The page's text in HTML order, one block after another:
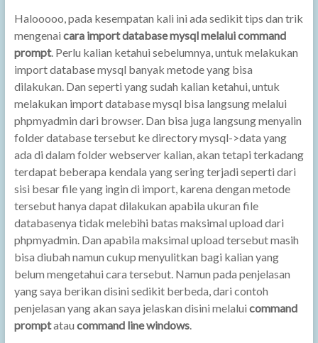
Halooooo, pada kesempatan kali ini ada sedikit tips dan trik
mengenai cara import database mysql melalui command
prompt. Perlu kalian ketahui sebelumnya, untuk melakukan
import database mysql banyak metode yang bisa
dilakukan. Dan seperti yang sudah kalian ketahui, untuk
melakukan import database mysql bisa langsung melalui
phpmyadmin dari browser. Dan bisa juga langsung menyalin
folder database tersebut ke directory mysql->data yang
ada di dalam folder webserver kalian, akan tetapi terkadang
terdapat beberapa kendala yang sering terjadi seperti dari
sisi besar file yang ingin di import, karena dengan metode
tersebut hanya dapat dilakukan apabila ukuran file
databasenya tidak melebihi batas maksimal upload dari
phpmyadmin. Dan apabila maksimal upload tersebut masih
bisa diubah namun cukup menyulitkan bagi kalian yang
belum mengetahui cara tersebut. Namun pada penjelasan
yang saya berikan disini sedikit berbeda, dari contoh
penjelasan yang akan saya jelaskan disini melalui command
promptatau command line windows.